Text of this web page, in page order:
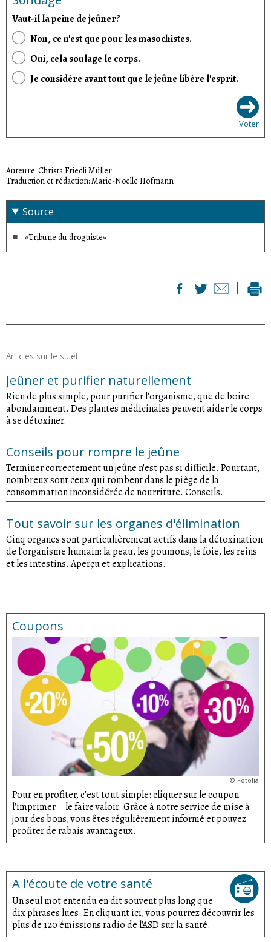
Vaut-il la peine de jeûner?
Non, ce n'est que pour les masochistes.
Oui, cela soulage le corps.
Je considère avant tout que le jeûne libère l'esprit.
Voter
Auteure: Christa Friedli Müller
Traduction et rédaction: Marie-Noëlle Hofmann
Source
«Tribune du droguiste»
Articles sur le sujet
Jeûner et purifier naturellement
Rien de plus simple, pour purifier l'organisme, que de boire
abondamment. Des plantes médicinales peuvent aider le corps
à se détoxiner.
Conseils pour rompre le jeûne
Terminer correctement un jeûne n'est pas si difficile. Pourtant,
nombreux sont ceux qui tombent dans le piège de la
consommation inconsidérée de nourriture. Conseils.
Tout savoir sur les organes d'élimination
Cinq organes sont particulièrement actifs dans la détoxination
de l’organisme humain: la peau, les poumons, le foie, les reins
et les intestins. Aperçu et explications.
Coupons
© Fotolia
Pour en profiter, c'est tout simple: cliquer sur le coupon –
l'imprimer – le faire valoir. Grâce à notre service de mise à
jour des bons, vous êtes régulièrement informé et pouvez
profiter de rabais avantageux.
A l'écoute de votre santé
Un seul mot entendu en dit souvent plus long que
dix phrases lues. En cliquant ici, vous pourrez découvrir les
plus de 120 émissions radio de l'ASD sur la santé.